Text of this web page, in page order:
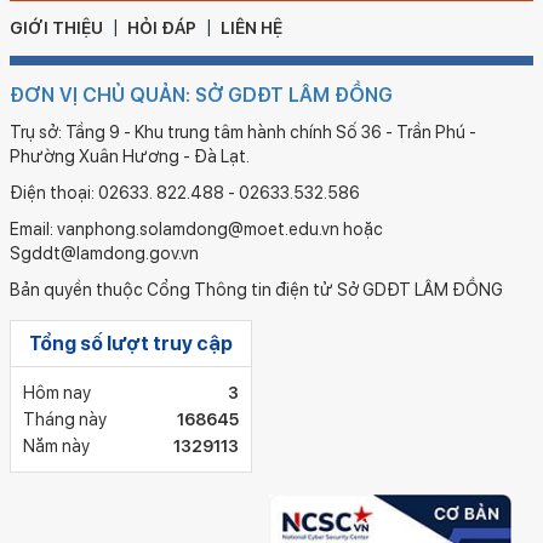
GIỚI THIỆU HỎI ĐÁP LIÊN HỆ
ĐƠN VỊ CHỦ QUẢN: SỞ GDĐT LÂM ĐỒNG
Trụ sở: Tầng 9 - Khu trung tâm hành chính Số 36 - Trần Phú -
Phường Xuân Hương - Đà Lạt.
Điện thoại: 02633. 822.488 - 02633.532.586
Email: vanphong.solamdong@moet.edu.vn hoặc
Sgddt@lamdong.gov.vn
Bản quyền thuộc Cổng Thông tin điện tử Sở GDĐT LÂM ĐỒNG
Tổng số lượt truy cập
Hôm nay
3
Tháng này
168645
Năm này
1329113